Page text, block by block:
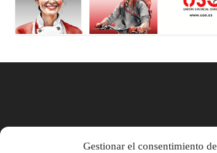
Gestionar el consentimiento de